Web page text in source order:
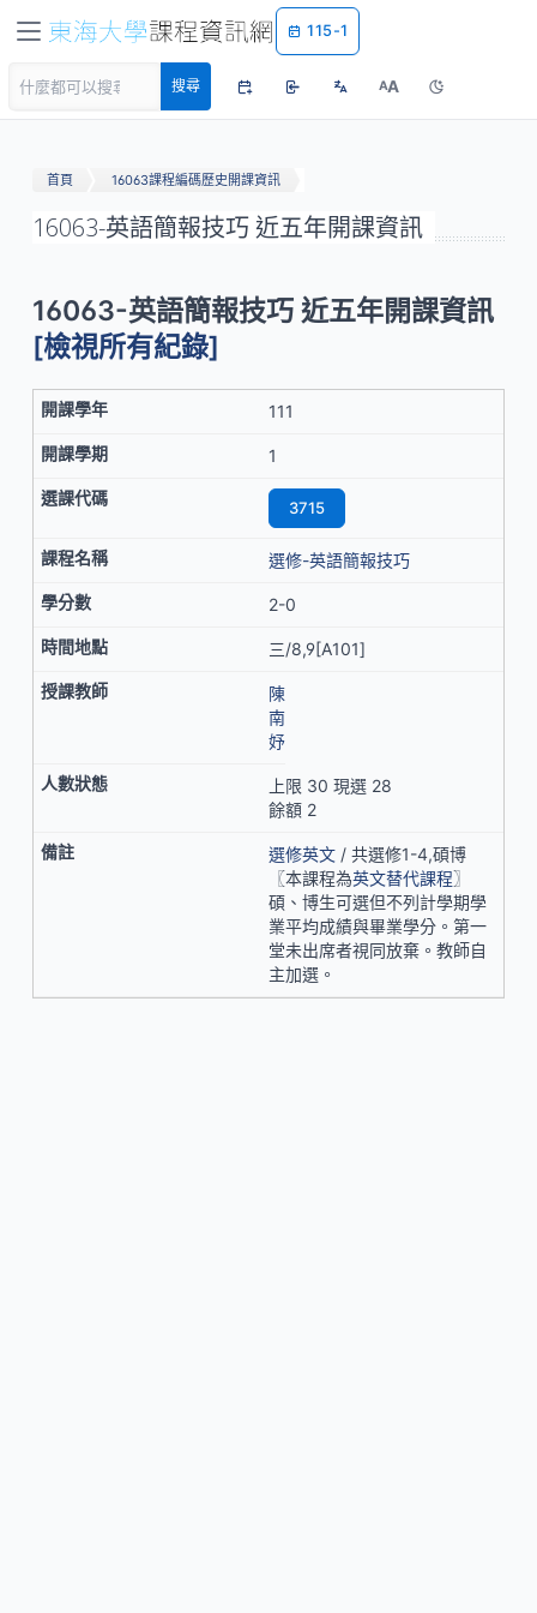
115-1
搜尋 AA
首頁 16063課程編碼歷史開課資訊
16063-英語簡報技巧 近五年開課資訊
16063-英語簡報技巧 近五年開課資訊
[檢視所有紀錄]
111
1
3715
選修-英語簡報技巧
2-0
三/8,9[A101]
陳
南
妤
上限 30 現選 28
餘額 2
選修英文 / 共選修1-4,碩博
〖本課程為英文替代課程〗
碩、博生可選但不列計學期學
業平均成績與畢業學分。第一
堂未出席者視同放棄。教師自
主加選。